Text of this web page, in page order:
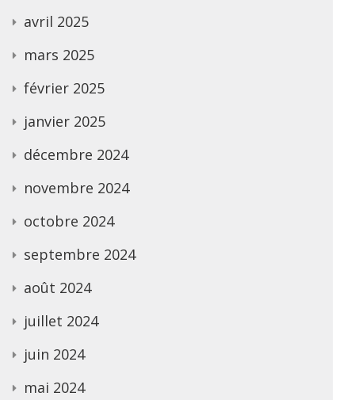
avril 2025
mars 2025
février 2025
janvier 2025
décembre 2024
novembre 2024
octobre 2024
septembre 2024
août 2024
juillet 2024
juin 2024
mai 2024